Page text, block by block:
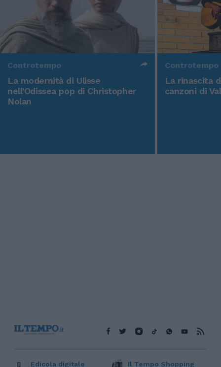
Controtempo
La modernità di Ulisse
nell'Odissea pop di Christopher
Nolan
Controtempo
La rinascita
canzoni di
Edicola digitale Il Tempo Shopping